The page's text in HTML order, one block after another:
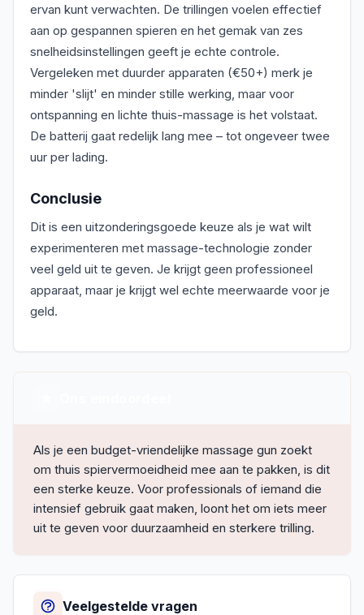
ervan kunt verwachten. De trillingen voelen effectief
aan op gespannen spieren en het gemak van zes
snelheidsinstellingen geeft je echte controle.
Vergeleken met duurder apparaten (€50+) merk je
minder 'slijt' en minder stille werking, maar voor
ontspanning en lichte thuis-massage is het volstaat.
De batterij gaat redelijk lang mee – tot ongeveer twee
uur per lading.
Conclusie
Dit is een uitzonderingsgoede keuze als je wat wilt
experimenteren met massage-technologie zonder
veel geld uit te geven. Je krijgt geen professioneel
apparaat, maar je krijgt wel echte meerwaarde voor je
geld.
Als je een budget-vriendelijke massage gun zoekt
om thuis spiervermoeidheid mee aan te pakken, is dit
een sterke keuze. Voor professionals of iemand die
intensief gebruik gaat maken, loont het om iets meer
uit te geven voor duurzaamheid en sterkere trilling.
Veelgestelde vragen